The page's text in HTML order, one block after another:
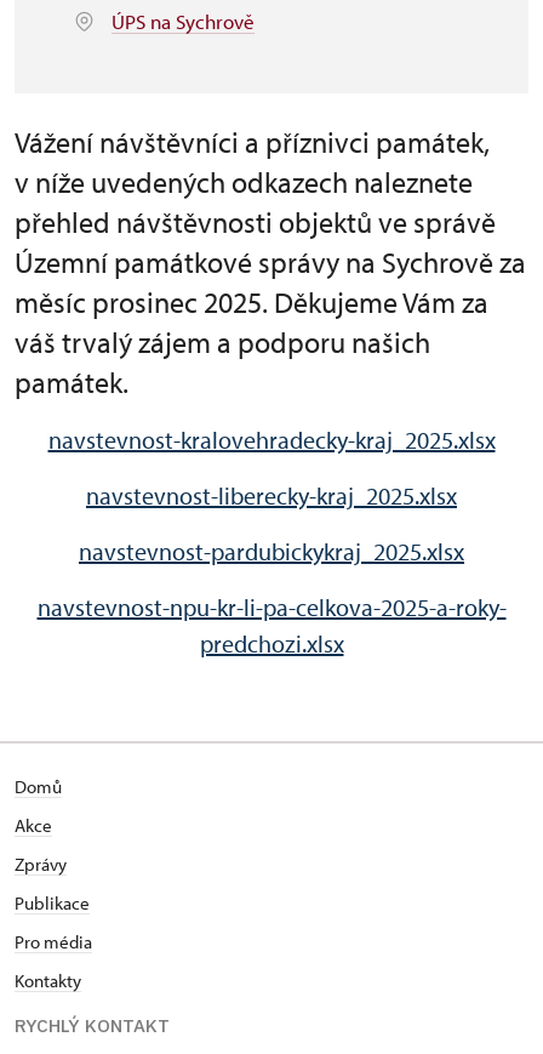
ÚPS na Sychrově
Vážení návštěvníci a příznivci památek,
v níže uvedených odkazech naleznete
přehled návštěvnosti objektů ve správě
Územní památkové správy na Sychrově za
měsíc prosinec 2025. Děkujeme Vám za
váš trvalý zájem a podporu našich
památek.
navstevnost-kralovehradecky-kraj_2025.xlsx
navstevnost-liberecky-kraj_2025.xlsx
navstevnost-pardubickykraj_2025.xlsx
navstevnost-npu-kr-li-pa-celkova-2025-a-roky-
predchozi.xlsx
Domů
Akce
Zprávy
Publikace
Pro média
Kontakty
RYCHLÝ KONTAKT